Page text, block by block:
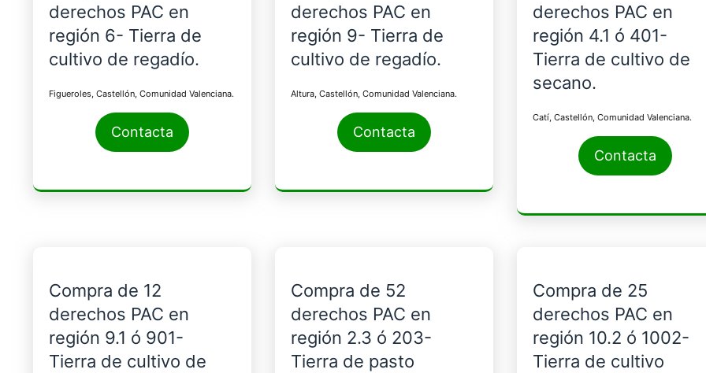
derechos PAC en
región 6- Tierra de
cultivo de regadío.
Figueroles, Castellón, Comunidad Valenciana.
Contacta
derechos PAC en
región 9- Tierra de
cultivo de regadío.
Altura, Castellón, Comunidad Valenciana.
Contacta
derechos PAC en
región 4.1 ó 401-
Tierra de cultivo de
secano.
Catí, Castellón, Comunidad Valenciana.
Contacta
Compra de 12
derechos PAC en
región 9.1 ó 901-
Tierra de cultivo de
Compra de 52
derechos PAC en
región 2.3 ó 203-
Tierra de pasto
Compra de 25
derechos PAC en
región 10.2 ó 1002-
Tierra de cultivo